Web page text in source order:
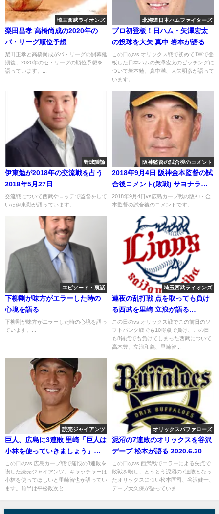
埼玉西武ライオンズ
梨田昌孝 高橋尚成の2020年の
パ・リーグ順位予想
梨田正孝と高橋尚成がパ・リーグの開幕延
期後、2020年のセ・リーグの順位予想を
語っています。...
北海道日本ハムファイターズ
プロ初登板！日ハム・矢澤宏太
の投球を大矢 真中 岩本が語る
この日のvs.オリックス戦で初めて1軍で登
板した日本ハムの矢澤宏太のピッチングに
ついて岩本勉、真中満、大矢明彦が語って
います。...
野球議論
伊東勉が2018年の交流戦を占う
2018年5月27日
交流戦について西武やロッテで監督をして
いた伊東勤が語っています。...
阪神監督の試合後のコメント
2018年9月4日 阪神金本監督の試
合後コメント(敗戦) サヨナラ負
け
2018年9月4日vs広島カープ戦の阪神・金
本監督の試合後のコメントです。...
エピソード・裏話
下柳剛が味方がエラーした時の
心境を語る
下柳剛が味方がエラーした時の心境を語っ
ています。...
埼玉西武ライオンズ
連夜の乱打戦 点を取っても負け
る西武を里崎 立浪が語る
2019.8.2
この日のvs.オリックス戦でこの前日のソ
フトバンク戦でも10得点で負け、この日
も8得点でも負けてしまった西武について
高木豊、立浪和義、里崎智...
読売ジャイアンツ
巨人、広島に3連敗 里崎「巨人は
小林を使っていきましょう」
2018年7月22日
この日のvs.広島カープ戦で痛恨の3連敗を
喫した読売ジャイアンツ。キャッチャーは
小林を使ってほしいと里崎智也が語ってい
ます。前半は平松政次と...
オリックスバファローズ
泥沼の7連敗のオリックスを谷沢
デーブ 松本が語る 2020.6.30
この日のvs.西武戦でエラーによる失点で
敗戦を喫し、とうとう泥沼の7連敗となっ
たオリックスについ松本匡司、谷沢健一、
デーブ大久保が語っていま...